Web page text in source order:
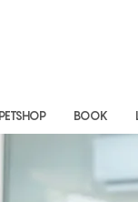
PETSHOP BOOK